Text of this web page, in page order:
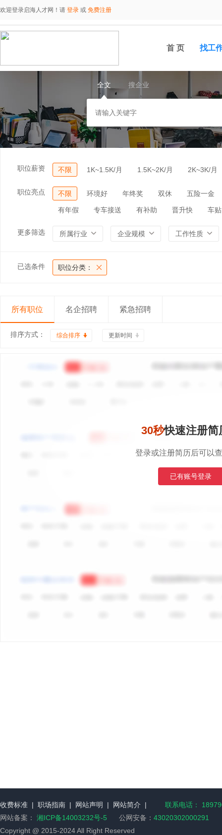
欢迎登录启海人才网！请 登录 或 免费注册
首 页 找工
全文 搜企业
职位薪资 不限 1K~1.5K/月 1.5K~2K/月 2K~3K/月
职位亮点 不限 环境好 年终奖 双休 五险一金
有年假 专车接送 有补助 晋升快 车贴
更多筛选 所属行业 企业规模 工作性质
已选条件 职位分类：
所有职位 名企招聘 紧急招聘
排序方式： 综合排序 更新时间
30秒快速注册简
登录或注册简历后可以
已有账号登录
收费标准 | 职场指南 | 网站声明 | 网站简介 |
联系电话：
网站备案： 湘ICP备14003232号-5 公网安备： 43020302000291
Copyright @ 2015-2024 All Right Reserved